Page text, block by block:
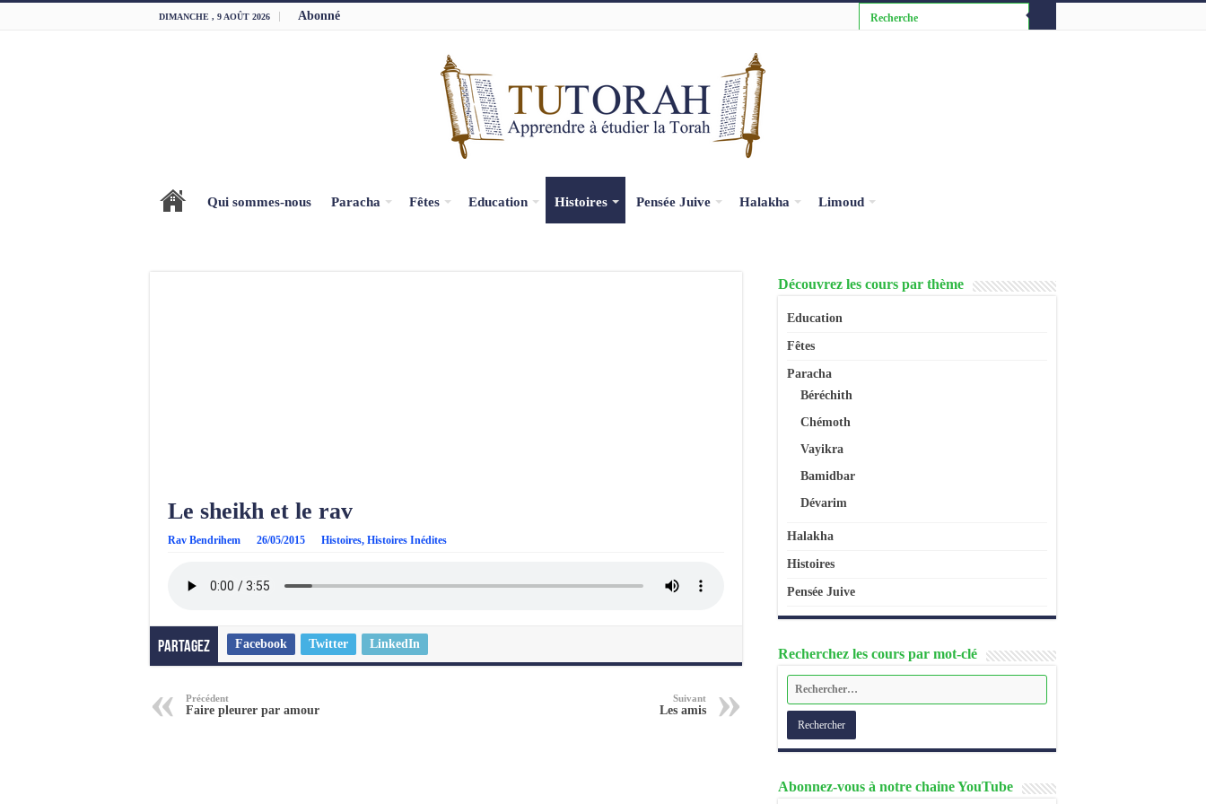
DIMANCHE , 9 AOÛT 2026 Abonné
Qui sommes-nous Paracha Fêtes Education Histoires Pensée Juive Halakha Limoud
Le sheikh et le rav
Rav Bendrihem 26/05/2015 Histoires, Histoires Inédites
Partagez Facebook Twitter LinkedIn
Précédent
Faire pleurer par amour
Suivant
Les amis
Découvrez les cours par thème
Education
Fêtes
Paracha
Béréchith
Chémoth
Vayikra
Bamidbar
Dévarim
Halakha
Histoires
Pensée Juive
Recherchez les cours par mot-clé
Abonnez-vous à notre chaine YouTube